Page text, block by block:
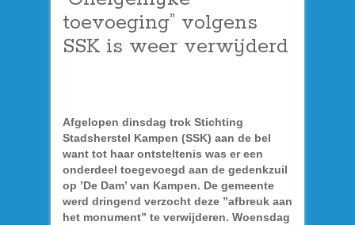
toevoeging” volgens
SSK is weer verwijderd
Afgelopen dinsdag trok Stichting
Stadsherstel Kampen (SSK) aan de bel
want tot haar ontsteltenis was er een
onderdeel toegevoegd aan de gedenkzuil
op ’De Dam’ van Kampen. De gemeente
werd dringend verzocht deze ”afbreuk aan
het monument” te verwijderen. Woensdag